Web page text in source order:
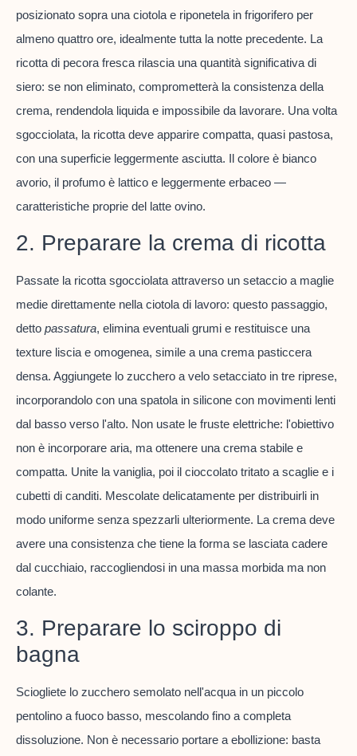
posizionato sopra una ciotola e riponetela in frigorifero per
almeno quattro ore, idealmente tutta la notte precedente. La
ricotta di pecora fresca rilascia una quantità significativa di
siero: se non eliminato, comprometterà la consistenza della
crema, rendendola liquida e impossibile da lavorare. Una volta
sgocciolata, la ricotta deve apparire compatta, quasi pastosa,
con una superficie leggermente asciutta. Il colore è bianco
avorio, il profumo è lattico e leggermente erbaceo —
caratteristiche proprie del latte ovino.
2. Preparare la crema di ricotta
Passate la ricotta sgocciolata attraverso un setaccio a maglie
medie direttamente nella ciotola di lavoro: questo passaggio,
detto passatura, elimina eventuali grumi e restituisce una
texture liscia e omogenea, simile a una crema pasticcera
densa. Aggiungete lo zucchero a velo setacciato in tre riprese,
incorporandolo con una spatola in silicone con movimenti lenti
dal basso verso l'alto. Non usate le fruste elettriche: l'obiettivo
non è incorporare aria, ma ottenere una crema stabile e
compatta. Unite la vaniglia, poi il cioccolato tritato a scaglie e i
cubetti di canditi. Mescolate delicatamente per distribuirli in
modo uniforme senza spezzarli ulteriormente. La crema deve
avere una consistenza che tiene la forma se lasciata cadere
dal cucchiaio, raccogliendosi in una massa morbida ma non
colante.
3. Preparare lo sciroppo di
bagna
Sciogliete lo zucchero semolato nell'acqua in un piccolo
pentolino a fuoco basso, mescolando fino a completa
dissoluzione. Non è necessario portare a ebollizione: basta